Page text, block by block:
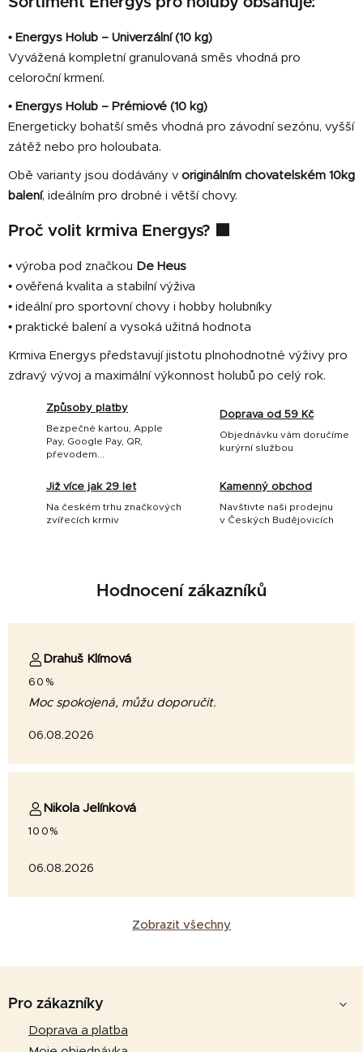
• Energys Holub – Univerzální (10 kg)
Vyvážená kompletní granulovaná směs vhodná pro
celoroční krmení.
• Energys Holub – Prémiové (10 kg)
Energeticky bohatší směs vhodná pro závodní sezónu, vyšší
zátěž nebo pro holoubata.
Obě varianty jsou dodávány v originálním chovatelském 10kg
balení, ideálním pro drobné i větší chovy.
Proč volit krmiva Energys? 🟩
• výroba pod značkou De Heus
• ověřená kvalita a stabilní výživa
• ideální pro sportovní chovy i hobby holubníky
• praktické balení a vysoká užitná hodnota
Krmiva Energys představují jistotu plnohodnotné výživy pro
zdravý vývoj a maximální výkonnost holubů po celý rok.
Způsoby platby
Bezpečné kartou, Apple
Pay, Google Pay, QR,
převodem...
Doprava od 59 Kč
Objednávku vám doručíme
kurýrní službou
Již více jak 29 let
Na českém trhu značkových
zvířecích krmiv
Kamenný obchod
Navštivte naši prodejnu
v Českých Budějovicích
Hodnocení zákazníků
Drahuš Klímová
60%
Moc spokojená, můžu doporučit.
06.08.2026
Nikola Jelínková
100%
06.08.2026
Zobrazit všechny
Pro zákazníky
Doprava a platba